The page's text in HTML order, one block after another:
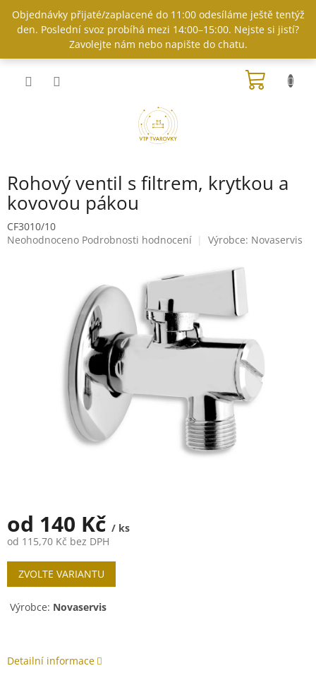
obsah
Objednávky přijaté/zaplacené do 11:00 odesíláme ještě tentýž
den. Poslední svoz probíhá mezi 14:00–15:00. Nejste si jistí?
Zavolejte nám nebo napište do chatu.
Rohový ventil s filtrem, krytkou a
kovovou pákou
CF3010/10
Průměrné
Neohodnoceno Podrobnosti hodnocení Výrobce: Novaservis
od 140 Kč / ks
od 115,70 Kč bez DPH
Měrná
cena:
ZVOLTE VARIANTU
Výrobce: Novaservis
Detailní informace